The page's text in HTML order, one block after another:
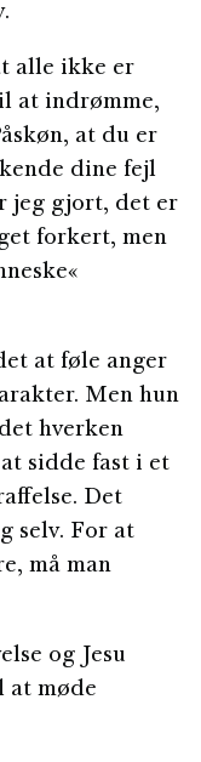
alle ikke er
at indrømme,
at du er
dine fejl
jeg gjort, det er
forkert, men
at føle anger
Men hun
hverken
sidde fast i et
Det
selv. For at
må man
og Jesu
møde